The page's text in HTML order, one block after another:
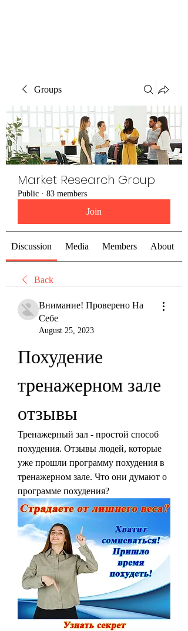
Groups
Market Research Group
Public · 83 members
Join
Discussion Media Members About
Back
Внимание! Проверено На
Себе
August 25, 2023
Похудение
тренажерном зале
отзывы
Тренажерный зал - простой способ
похудения. Отзывы людей, которые
уже прошли программу похудения в
тренажерном зале. Что они думают о
программе похудения?